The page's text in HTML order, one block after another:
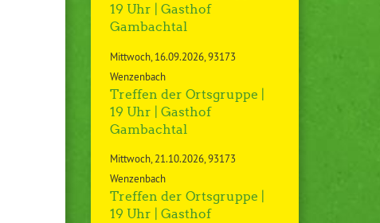
19 Uhr | Gasthof
Gambachtal
Mittwoch 16.09.2026 93173
Wenzenbach
Treffen der Ortsgruppe |
19 Uhr | Gasthof
Gambachtal
Mittwoch 21.10.2026 93173
Wenzenbach
Treffen der Ortsgruppe |
19 Uhr | Gasthof